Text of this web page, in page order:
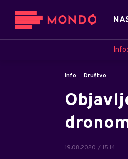
Info:
Info Društvo
19.08.2020. / 15:14